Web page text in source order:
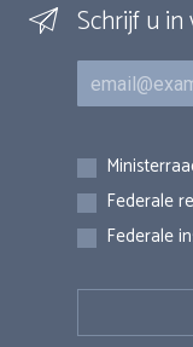
Schrijf u
E-mail
Inschrijvingen
Federale
Federale